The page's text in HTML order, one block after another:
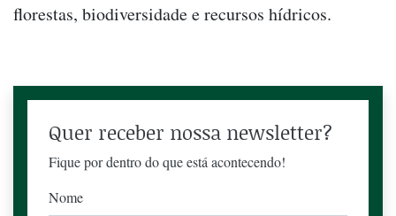
florestas, biodiversidade e recursos hídricos.
Quer receber nossa newsletter?
Fique por dentro do que está acontecendo!
Nome